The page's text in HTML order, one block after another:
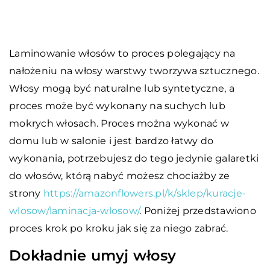
Laminowanie włosów to proces polegający na
nałożeniu na włosy warstwy tworzywa sztucznego.
Włosy mogą być naturalne lub syntetyczne, a
proces może być wykonany na suchych lub
mokrych włosach. Proces można wykonać w
domu lub w salonie i jest bardzo łatwy do
wykonania, potrzebujesz do tego jedynie galaretki
do włosów, którą nabyć możesz chociażby ze
strony https://amazonflowers.pl/k/sklep/kuracje-
wlosow/laminacja-wlosow/. Poniżej przedstawiono
proces krok po kroku jak się za niego zabrać.
Dokładnie umyj włosy